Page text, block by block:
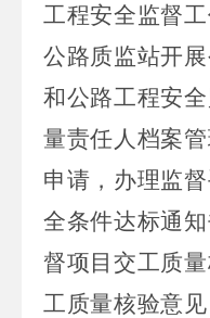
工程安全监督
公路质监站开
和公路工程安
量责任人档案
申请，办理监
全条件达标通
督项目交工质
工质量核验意